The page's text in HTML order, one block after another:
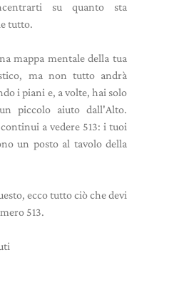
su quanto sta
tutto.
mappa mentale della tua
ma non tutto andrà
i piani e, a volte, hai solo
piccolo aiuto dall'Alto.
a vedere 513: i tuoi
un posto al tavolo della
ecco tutto ciò che devi
513.